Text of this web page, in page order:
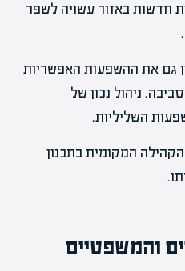
חדשות באזור עשויה לשפר
גם את ההשפעות האפשריות
ניהול נכון של
השליליות.
המקומית בתכנון
והמשפטיים